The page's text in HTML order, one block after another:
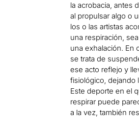
la acrobacia, antes
al propulsar algo o
los o las artistas
una respiración,
una exhalación. En
se trata de
ese acto reflejo y
fisiológico, dejando
Este deporte en el
respirar puede
a la vez, también